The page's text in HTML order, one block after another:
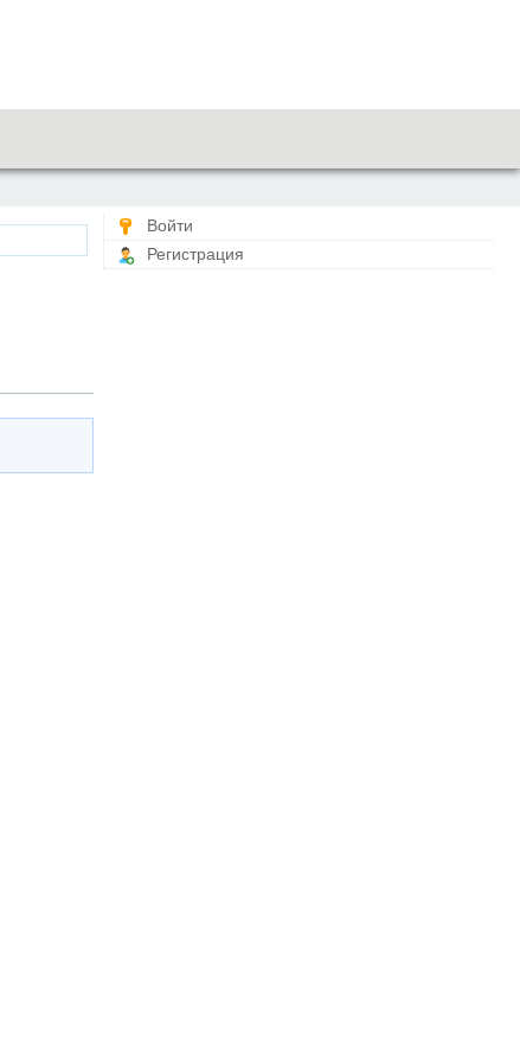
Войти
Регистрация